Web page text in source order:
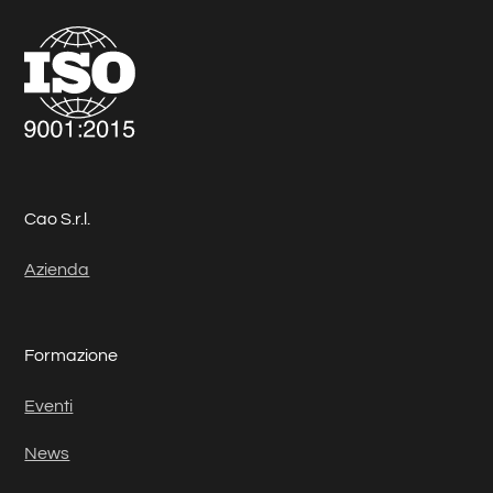
Cao S.r.l.
Azienda
Formazione
Eventi
News